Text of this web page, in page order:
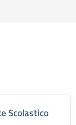
Scolastico